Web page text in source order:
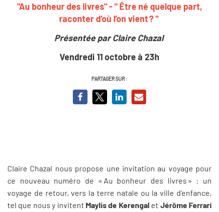
"Au bonheur des livres" - " Être né quelque part,
raconter d’où l’on vient ? "
Présentée par Claire Chazal
Vendredi 11 octobre à 23h
PARTAGER SUR :
Claire Chazal nous propose une invitation au voyage pour
ce nouveau numéro de « Au bonheur des livres » : un
voyage de retour, vers la terre natale ou la ville d’enfance,
tel que nous y invitent Maylis de Kerengal et Jérôme Ferrari